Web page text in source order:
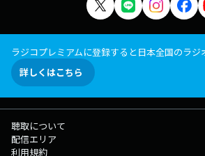
ラジコプレミアムに登録すると日本全国のラジ
詳しくはこちら
聴取について
配信エリア
利用規約